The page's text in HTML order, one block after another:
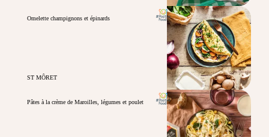
Omelette champignons et épinards
ST MÔRET
Pâtes à la crème de Maroilles, légumes et poulet